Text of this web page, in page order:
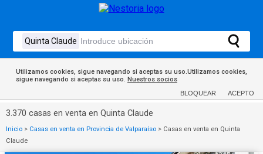
Utilizamos cookies, sigue navegando si aceptas su uso.Utilizamos cookies,
sigue navegando si aceptas su uso. Nuestros socios
BLOQUEAR ACEPTO
3.370 casas en venta en Quinta Claude
Inicio > Casas en venta en Provincia de Valparaíso > Casas en venta en Quinta
Claude